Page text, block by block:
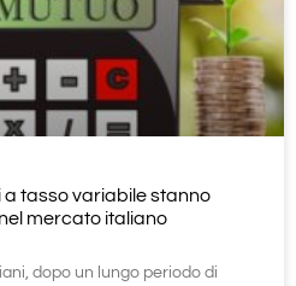
a tasso variabile stanno
mercato italiano
dopo un lungo periodo di